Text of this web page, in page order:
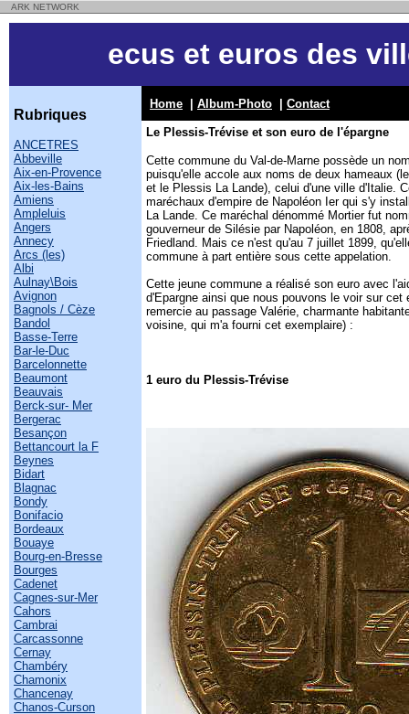
ARK NETWORK
ecus et euros des
Rubriques
ANCETRES
Abbeville
Aix-en-Provence
Aix-les-Bains
Amiens
Ampleluis
Angers
Annecy
Arcs (les)
Albi
Aulnay\Bois
Avignon
Bagnols / Cèze
Bandol
Basse-Terre
Bar-le-Duc
Barcelonnette
Beaumont
Beauvais
Berck-sur- Mer
Bergerac
Besançon
Bettancourt la F
Beynes
Bidart
Blagnac
Bondy
Bonifacio
Bordeaux
Bouaye
Bourg-en-Bresse
Bourges
Cadenet
Cagnes-sur-Mer
Cahors
Cambrai
Carcassonne
Cernay
Chambéry
Chamonix
Chancenay
Chanos-Curson
Home Album-Photo Contact
Le Plessis-Trévise et son euro de l'épargne
Cette commune du Val-de-Marne possède un
puisqu'elle accole aux noms de deux hameaux
et le Plessis La Lande), celui d'une ville d'Italie.
maréchaux d'empire de Napoléon Ier qui s'y
La Lande. Ce maréchal dénommé Mortier fut
gouverneur de Silésie par Napoléon, en 1808,
Friedland. Mais ce n'est qu'au 7 juillet 1899,
commune à part entière sous cette appelation.
Cette jeune commune a réalisé son euro avec
d'Epargne ainsi que nous pouvons le voir sur cet
remercie au passage Valérie, charmante
voisine, qui m'a fourni cet exemplaire) :
1 euro du Plessis-Trévise